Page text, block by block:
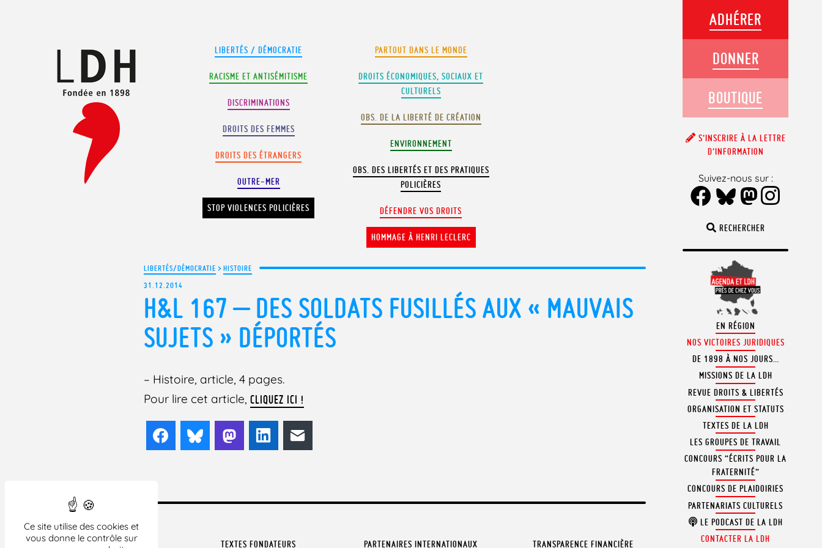
Ce site utilise des cookies et
vous donne le contrôle sur
LIBERTÉS / DÉMOCRATIE
RACISME ET ANTISÉMITISME
DISCRIMINATIONS
DROITS DES FEMMES
DROITS DES ÉTRANGERS
OUTRE-MER
STOP VIOLENCES POLICIÈRES
PARTOUT DANS LE MONDE
DROITS ÉCONOMIQUES, SOCIAUX ET
CULTURELS
OBS. DE LA LIBERTÉ DE CRÉATION
ENVIRONNEMENT
OBS. DES LIBERTÉS ET DES PRATIQUES
POLICIÈRES
DÉFENDRE VOS DROITS
HOMMAGE À HENRI LECLERC
LIBERTÉS/DÉMOCRATIE >HISTOIRE
31.12.2014
H&L 167 – DES SOLDATS FUSILLÉS AUX « MAUVAIS
SUJETS » DÉPORTÉS
– Histoire, article, 4 pages.
Pour lire cet article,CLIQUEZ ICI !
FacebookBlueskyMastodonLinkedIn
TEXTES FONDATEURS PARTENAIRES INTERNATIONAUX TRANSPARENCE FINANCIÈRE
RECHERCHER
EN RÉGION
NOS VICTOIRES JURIDIQUES
DE 1898 À NOS JOURS…
MISSIONS DE LA LDH
REVUE DROITS & LIBERTÉS
ORGANISATION ET STATUTS
TEXTES DE LA LDH
LES GROUPES DE TRAVAIL
CONCOURS “ÉCRITS POUR LA
FRATERNITÉ”
CONCOURS DE PLAIDOIRIES
PARTENARIATS CULTURELS
LE PODCAST DE LA LDH
CONTACTER LA LDH
ADHÉRER
DONNER
BOUTIQUE
S’INSCRIRE À LA LETTRE
D’INFORMATION
Suivez-nous sur :